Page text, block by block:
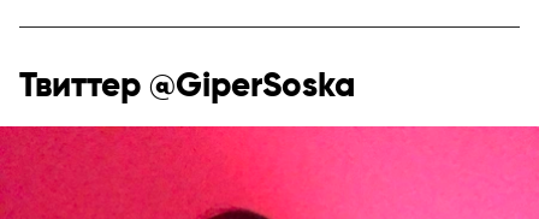
Твиттер @GiperSoska